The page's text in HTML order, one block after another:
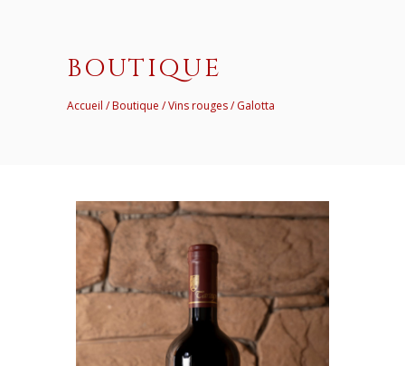
BOUTIQUE
Accueil Boutique Vins rouges Galotta